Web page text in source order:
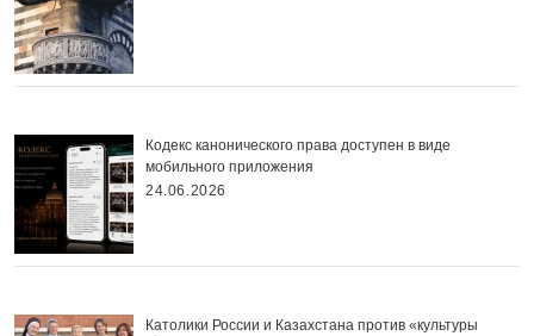
Кодекс канонического права доступен в виде
мобильного приложения
24.06.2026
Католики России и Казахстана против «культуры